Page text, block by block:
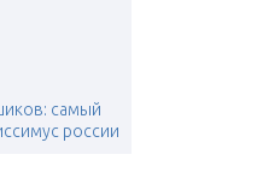
самый
россии